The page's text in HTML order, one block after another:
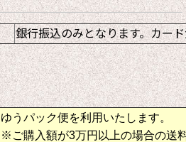
銀行振込のみとなります。カー
ゆうパック便を利用いたします。
※ご購入額が3万円以上の場合の送